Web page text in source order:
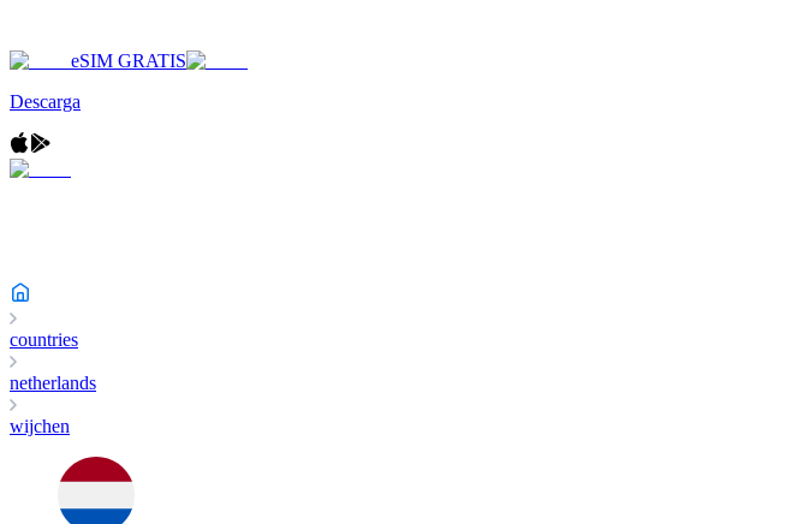
eSIM GRATIS
Descarga
countries
netherlands
wijchen